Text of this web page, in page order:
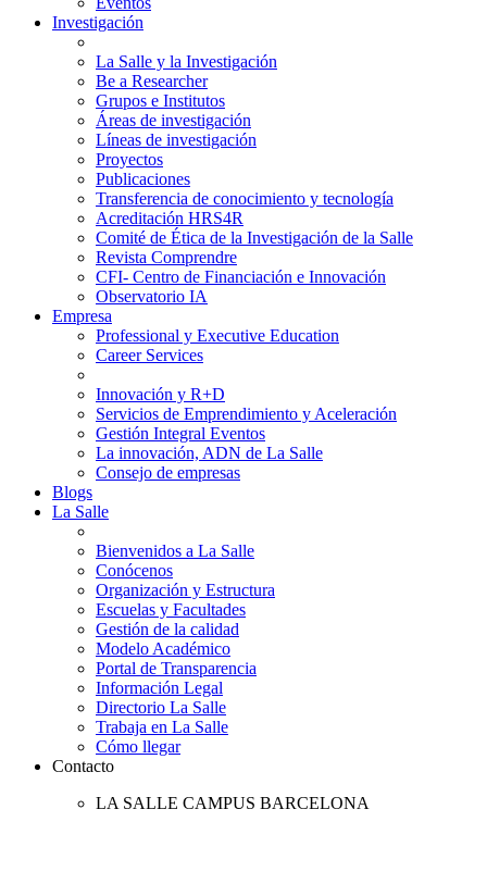
Investigación
La Salle y la Investigación
Be a Researcher
Grupos e Institutos
Áreas de investigación
Líneas de investigación
Proyectos
Publicaciones
Transferencia de conocimiento y tecnología
Acreditación HRS4R
Comité de Ética de la Investigación de la Salle
Revista Comprendre
CFI- Centro de Financiación e Innovación
Observatorio IA
Empresa
Professional y Executive Education
Career Services
Innovación y R+D
Servicios de Emprendimiento y Aceleración
Gestión Integral Eventos
La innovación, ADN de La Salle
Consejo de empresas
Blogs
La Salle
Bienvenidos a La Salle
Conócenos
Organización y Estructura
Escuelas y Facultades
Gestión de la calidad
Modelo Académico
Portal de Transparencia
Información Legal
Directorio La Salle
Trabaja en La Salle
Cómo llegar
Contacto
LA SALLE CAMPUS BARCELONA